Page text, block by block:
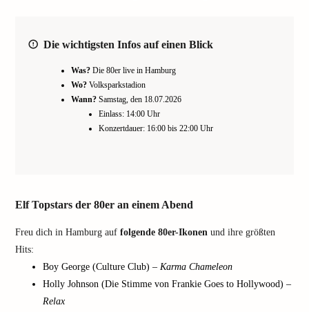
Die wichtigsten Infos auf einen Blick
Was? Die 80er live in Hamburg
Wo? Volksparkstadion
Wann? Samstag, den 18.07.2026
Einlass: 14:00 Uhr
Konzertdauer: 16:00 bis 22:00 Uhr
Elf Topstars der 80er an einem Abend
Freu dich in Hamburg auf folgende 80er-Ikonen und ihre größten
Hits:
Boy George (Culture Club) – Karma Chameleon
Holly Johnson (Die Stimme von Frankie Goes to Hollywood) –
Relax